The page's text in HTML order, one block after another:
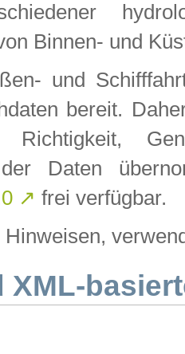
Binnen- und
und
bereit.
Richtigkeit,
der Daten
↗ frei verfügbar.
Hinweisen,
XML-